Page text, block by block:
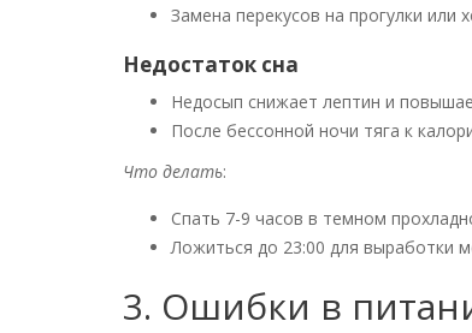
Замена перекусов на прогулки или
Недостаток сна
Недосып снижает лептин и
После бессонной ночи тяга к
Что делать:
Спать 7-9 часов в темном
Ложиться до 23:00 для выработки
3. Ошибки в